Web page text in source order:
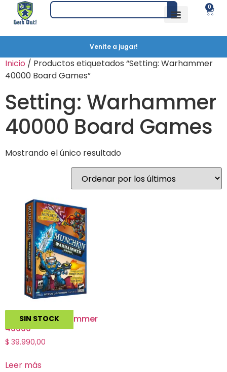
0
Venite a jugar!
Inicio / Productos etiquetados “Setting: Warhammer
40000 Board Games”
Setting: Warhammer
40000 Board Games
Mostrando el único resultado
SIN STOCK
Munchkin Warhammer
40000
$ 39.990,00
Leer más